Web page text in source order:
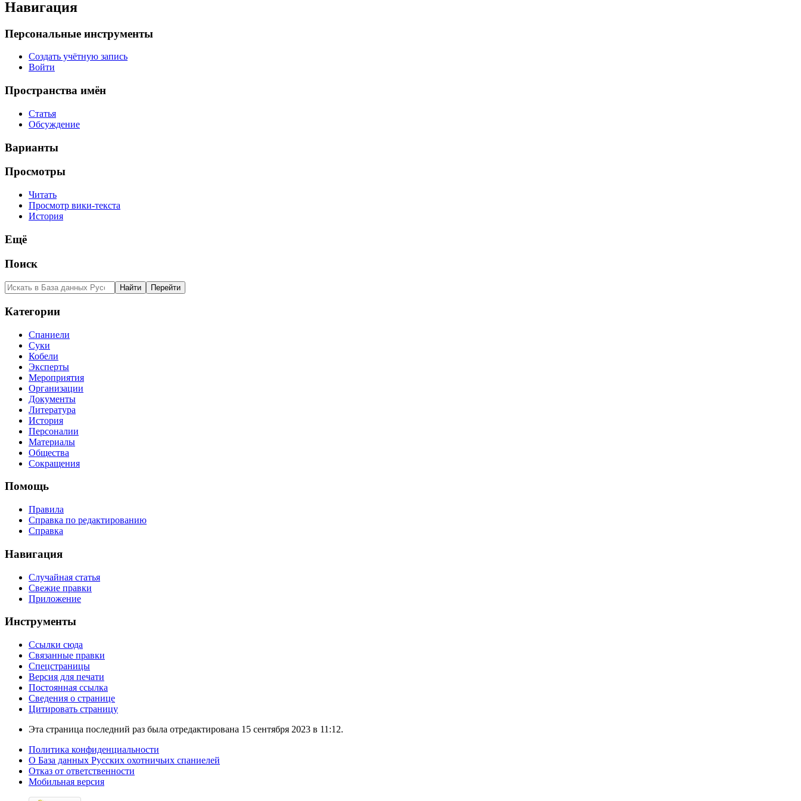
Навигация
Персональные инструменты
Создать учётную запись
Войти
Пространства имён
Статья
Обсуждение
Варианты
Просмотры
Читать
Просмотр вики-текста
История
Ещё
Поиск
Категории
Спаниели
Суки
Кобели
Эксперты
Мероприятия
Организации
Документы
Литература
История
Персоналии
Материалы
Общества
Сокращения
Помощь
Правила
Справка по редактированию
Справка
Навигация
Случайная статья
Свежие правки
Приложение
Инструменты
Ссылки сюда
Связанные правки
Спецстраницы
Версия для печати
Постоянная ссылка
Сведения о странице
Цитировать страницу
Эта страница последний раз была отредактирована 15 сентября 2023 в 11:12.
Политика конфиденциальности
О База данных Русских охотничьих спаниелей
Отказ от ответственности
Мобильная версия